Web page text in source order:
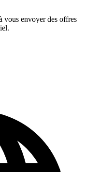
vous envoyer des offres